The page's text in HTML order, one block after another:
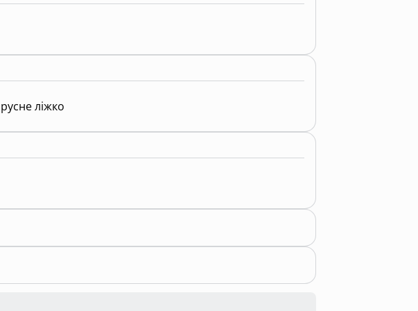
вечірніх посиденьок.
постільне приладдя та по два рушники на кожного
не потрібно турбуватися про дрібниці, усе вже
через систему фільтрації зворотного осмосу, що
— це місце для сімейного відпочинку в тиші та
ліжко